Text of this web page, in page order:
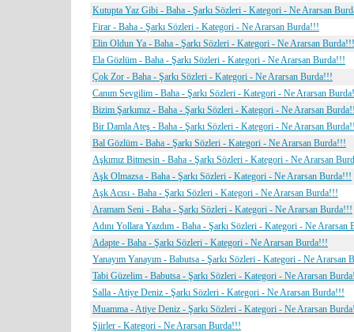
Kutupta Yaz Gibi - Baha - Şarkı Sözleri - Kategori - Ne Ararsan
Firar - Baha - Şarkı Sözleri - Kategori - Ne Ararsan Burda!!!
Elin Oldun Ya - Baha - Şarkı Sözleri - Kategori - Ne Ararsan Burda!!!
Ela Gözlüm - Baha - Şarkı Sözleri - Kategori - Ne Ararsan Burda!!!
Çok Zor - Baha - Şarkı Sözleri - Kategori - Ne Ararsan Burda!!!
Canım Sevgilim - Baha - Şarkı Sözleri - Kategori - Ne Ararsan
Bizim Şarkımız - Baha - Şarkı Sözleri - Kategori - Ne Ararsan
Bir Damla Ateş - Baha - Şarkı Sözleri - Kategori - Ne Ararsan
Bal Gözlüm - Baha - Şarkı Sözleri - Kategori - Ne Ararsan Burda!!!
Aşkımız Bitmesin - Baha - Şarkı Sözleri - Kategori - Ne Ararsan
Aşk Olmazsa - Baha - Şarkı Sözleri - Kategori - Ne Ararsan Burda!!!
Aşk Acısı - Baha - Şarkı Sözleri - Kategori - Ne Ararsan Burda!!!
Aramam Seni - Baha - Şarkı Sözleri - Kategori - Ne Ararsan Burda!!!
Adını Yollara Yazdım - Baha - Şarkı Sözleri - Kategori - Ne Ararsan
Adapte - Baha - Şarkı Sözleri - Kategori - Ne Ararsan Burda!!!
Yanayım Yanayım - Babutsa - Şarkı Sözleri - Kategori - Ne Ararsan
Tabi Güzelim - Babutsa - Şarkı Sözleri - Kategori - Ne Ararsan
Salla - Atiye Deniz - Şarkı Sözleri - Kategori - Ne Ararsan Burda!!!
Muamma - Atiye Deniz - Şarkı Sözleri - Kategori - Ne Ararsan
Şiirler - Kategori - Ne Ararsan Burda!!!